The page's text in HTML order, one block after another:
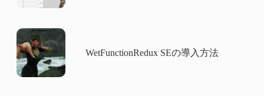
WetFunctionRedux SEの導入方法